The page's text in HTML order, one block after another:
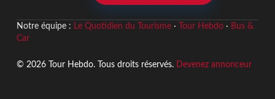
Notre équipe : Le Quotidien du Tourisme· Tour Hebdo· Bus &
Car
© 2026 Tour Hebdo. Tous droits réservés. Devenez annonceur